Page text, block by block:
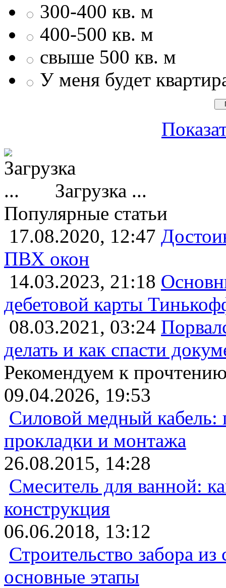
300-400 кв. м
400-500 кв. м
свыше 500 кв. м
У меня будет
Загрузка ...
Популярные статьи
17.08.2020, 12:47
ПВХ окон
14.03.2023, 21:18
дебетовой карты
08.03.2021, 03:24
делать и как спасти
Рекомендуем к
09.04.2026, 19:53
Силовой медный кабель:
прокладки и монтажа
26.08.2015, 14:28
Смеситель для ванной:
конструкция
06.06.2018, 13:12
Строительство забора
основные этапы